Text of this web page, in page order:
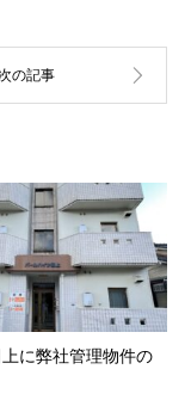
に弊社管理物件の